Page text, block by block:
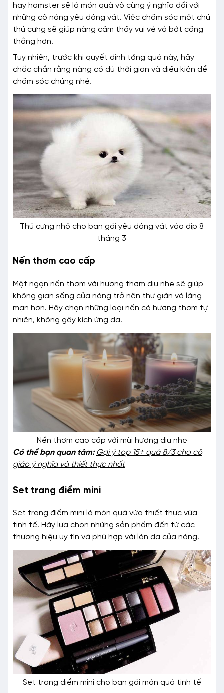
hay hamster sẽ là món quà vô cùng ý nghĩa đối với
những cô nàng yêu động vật. Việc chăm sóc một chú
thú cưng sẽ giúp nàng cảm thấy vui vẻ và bớt căng
thẳng hơn.
Tuy nhiên, trước khi quyết định tặng quà này, hãy
chắc chắn rằng nàng có đủ thời gian và điều kiện để
chăm sóc chúng nhé.
Thú cưng nhỏ cho bạn gái yêu động vật vào dịp 8
tháng 3
Nến thơm cao cấp
Một ngọn nến thơm với hương thơm dịu nhẹ sẽ giúp
không gian sống của nàng trở nên thư giãn và lãng
mạn hơn. Hãy chọn những loại nến có hương thơm tự
nhiên, không gây kích ứng da.
Nến thơm cao cấp với mùi hương dịu nhẹ
Có thể bạn quan tâm:Gợi ý top 15+ quà 8/3 cho cô
giáo ý nghĩa và thiết thực nhất
Set trang điểm mini
Set trang điểm mini là món quà vừa thiết thực vừa
tinh tế. Hãy lựa chọn những sản phẩm đến từ các
thương hiệu uy tín và phù hợp với làn da của nàng.
Set trang điểm mini cho bạn gái món quà tinh tế